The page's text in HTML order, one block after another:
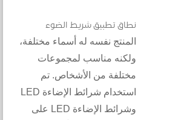
نطاق تطبيق شريط الضوء
المنتج نفسه له أسماء مختلفة،
ولكنه مناسب لمجموعات
مختلفة من الأشخاص. تم
استخدام شرائط الإضاءة LED
وشرائط الإضاءة LED على